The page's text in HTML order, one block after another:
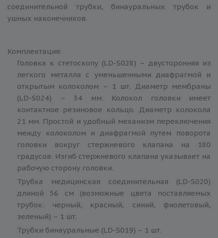
соединительной трубки, бинауральных трубок и
ушных наконечников.
Комплектация:
Головка к стетоскопу (LD-S028) – двусторонняя из
легкого металла с уменьшенными диафрагмой и
открытым колоколом – 1 шт. Диаметр мембраны
(LD-S024) – 34 мм. Колокол головки имеет
контактное резиновое кольцо. Диаметр колокола
21 мм. Простой и удобный механизм переключения
между колоколом и диафрагмой путем поворота
головки вокруг стержневого клапана на 180
градусов. Изгиб стержневого клапана указывает на
рабочую сторону головки.
Трубка медицинская соединительная (LD-S020)
длиной 56 см (возможные цвета поставляемых
трубок: черный, красный, синий, фиолетовый,
зеленый) – 1 шт.
Трубки бинауральные (LD-S019) – 1 шт.